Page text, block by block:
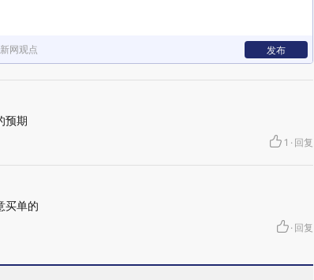
网观点 发布
预期
1 · 回复
买单的
· 回复